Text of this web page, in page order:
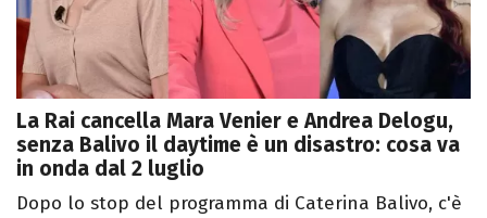
La Rai cancella Mara Venier e Andrea Delogu,
senza Balivo il daytime è un disastro: cosa va
in onda dal 2 luglio
Dopo lo stop del programma di Caterina Balivo, c'è